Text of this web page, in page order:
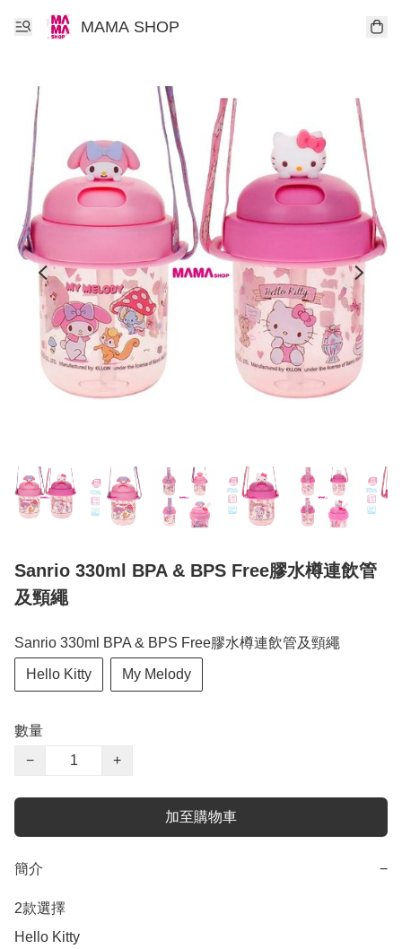
MAMA SHOP
Sanrio 330ml BPA & BPS Free膠水樽連飲管
及頸繩
Sanrio 330ml BPA & BPS Free膠水樽連飲管及頸繩
Hello Kitty My Melody
數量
−
+
加至購物車
簡介 −
2款選擇
Hello Kitty